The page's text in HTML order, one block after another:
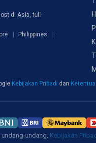
di Asia, full-
Philippines
Kebijakan Pribadi dan
undang. Kebijakan